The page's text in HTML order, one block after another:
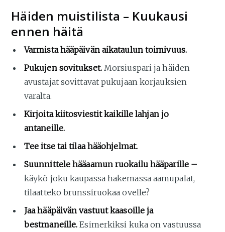
Häiden muistilista – Kuukausi
ennen häitä
Varmista hääpäivän aikataulun toimivuus.
Pukujen sovitukset. Morsiuspari ja häiden
avustajat sovittavat pukujaan korjauksien
varalta.
Kirjoita kiitosviestit kaikille lahjan jo
antaneille.
Tee itse tai tilaa hääohjelmat.
Suunnittele hääaamun ruokailu hääparille –
käykö joku kaupassa hakemassa aamupalat,
tilaatteko brunssiruokaa ovelle?
Jaa hääpäivän vastuut kaasoille ja
bestmaneille.Esimerkiksi kuka on vastuussa